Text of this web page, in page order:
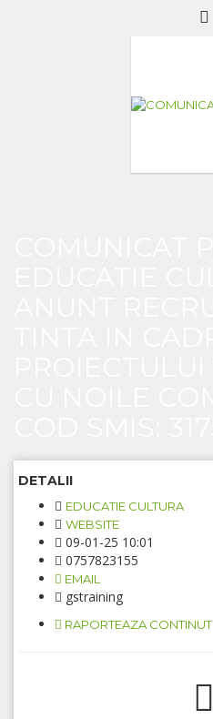
DETALII
EDUCATIE CULTURA
WEBSITE
09-01-25 10:01
0757823155
EMAIL
gstraining
RAPORTEAZA CONTINUT